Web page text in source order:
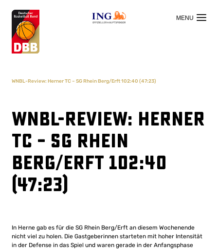
OFFIZIELLER HAUPTSPONSOR
WNBL-Review: Herner TC – SG Rhein Berg/Erft 102:40 (47:23)
WNBL-Review: Herner
TC – SG Rhein
Berg/Erft 102:40
(47:23)
In Herne gab es für die SG Rhein Berg/Erft an diesem Wochenende
nicht viel zu holen. Die Gastgeberinnen starteten mit hoher Intensität
in der Defense in das Spiel und waren gerade in der Anfangsphase